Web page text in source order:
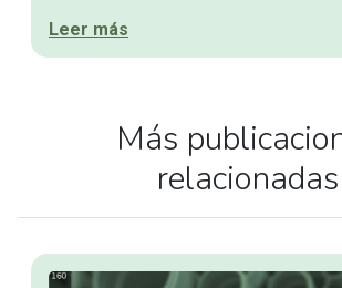
Leer más
Más
relacionadas